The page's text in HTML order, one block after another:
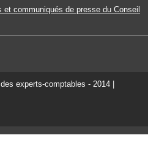
communiqués de presse du Conseil
experts-comptables - 2014 |